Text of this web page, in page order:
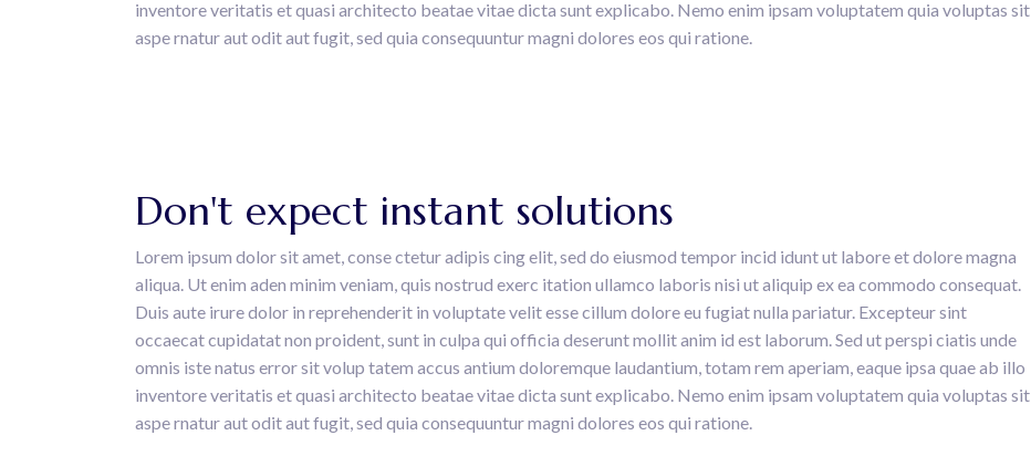
inventore veritatis et quasi architecto beatae vitae dicta sunt explicabo. Nemo enim ipsam voluptatem quia voluptas sit
aspe rnatur aut odit aut fugit, sed quia consequuntur magni dolores eos qui ratione.
Don't expect instant solutions
Lorem ipsum dolor sit amet, conse ctetur adipis cing elit, sed do eiusmod tempor incid idunt ut labore et dolore magna
aliqua. Ut enim aden minim veniam, quis nostrud exerc itation ullamco laboris nisi ut aliquip ex ea commodo consequat.
Duis aute irure dolor in reprehenderit in voluptate velit esse cillum dolore eu fugiat nulla pariatur. Excepteur sint
occaecat cupidatat non proident, sunt in culpa qui officia deserunt mollit anim id est laborum. Sed ut perspi ciatis unde
omnis iste natus error sit volup tatem accus antium doloremque laudantium, totam rem aperiam, eaque ipsa quae ab illo
inventore veritatis et quasi architecto beatae vitae dicta sunt explicabo. Nemo enim ipsam voluptatem quia voluptas sit
aspe rnatur aut odit aut fugit, sed quia consequuntur magni dolores eos qui ratione.